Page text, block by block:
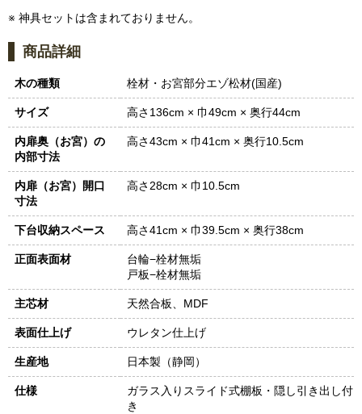
※ 神具セットは含まれておりません。
商品詳細
木の種類 栓材・お宮部分エゾ松材(国産)
サイズ 高さ136cm × 巾49cm × 奥行44cm
内扉奥（お宮）の
内部寸法
高さ43cm × 巾41cm × 奥行10.5cm
内扉（お宮）開口
寸法
高さ28cm × 巾10.5cm
下台収納スペース 高さ41cm × 巾39.5cm × 奥行38cm
正面表面材
台輪−栓材無垢
戸板−栓材無垢
主芯材 天然合板、MDF
表面仕上げ ウレタン仕上げ
生産地 日本製（静岡）
仕様
ガラス入りスライド式棚板・隠し引き出し付
き